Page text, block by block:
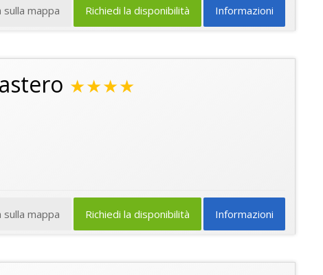
Informazioni
Richiedi la disponibilità
sulla mappa
★★★★
Informazioni
Richiedi la disponibilità
sulla mappa